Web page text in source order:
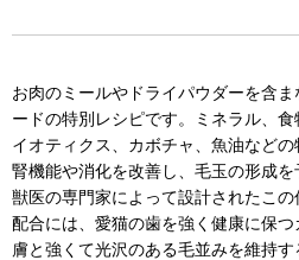
お肉のミールやドライパウダーを含
ードの特別レシピです。ミネラル、
イオティクス、カボチャ、魚油などの
腎機能や消化を改善し、毛玉の形成を
獣医の専門家によって設計されたこ
配合には、愛猫の歯を強く健康に保
膚と強くて光沢のある毛並みを維持す